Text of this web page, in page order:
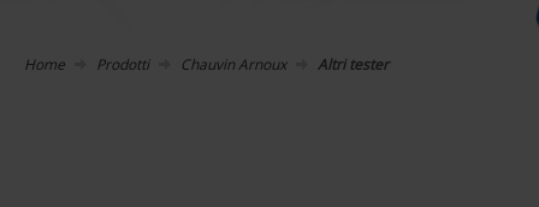
Home Prodotti Chauvin Arnoux Altri tester